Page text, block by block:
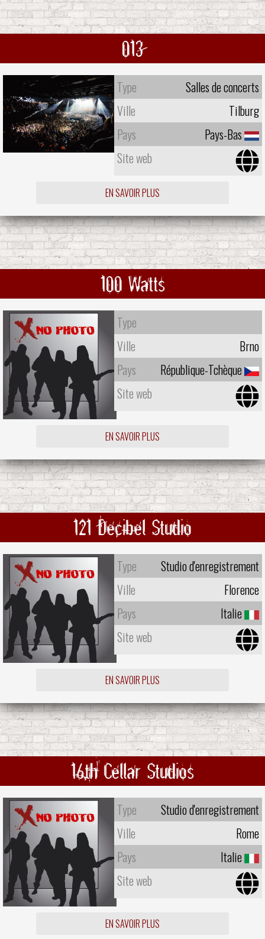
013
Type
Salles de concerts
Ville
Tilburg
Pays
Pays-Bas
Site web
EN SAVOIR PLUS
100 Watts
Type
Ville
Brno
Pays
République-Tchèque
Site web
EN SAVOIR PLUS
121 Decibel Studio
Type
Studio d'enregistrement
Ville
Florence
Pays
Italie
Site web
EN SAVOIR PLUS
16th Cellar Studios
Type
Studio d'enregistrement
Ville
Rome
Pays
Italie
Site web
EN SAVOIR PLUS